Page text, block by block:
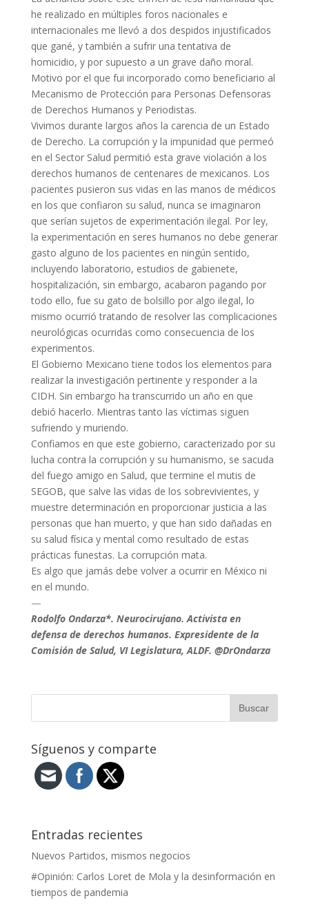
he realizado en múltiples foros nacionales e
internacionales me llevó a dos despidos injustificados
que gané, y también a sufrir una tentativa de
homicidio, y por supuesto a un grave daño moral.
Motivo por el que fui incorporado como beneficiario al
Mecanismo de Protección para Personas Defensoras
de Derechos Humanos y Periodistas.
Vivimos durante largos años la carencia de un Estado
de Derecho. La corrupción y la impunidad que permeó
en el Sector Salud permitió esta grave violación a los
derechos humanos de centenares de mexicanos. Los
pacientes pusieron sus vidas en las manos de médicos
en los que confiaron su salud, nunca se imaginaron
que serían sujetos de experimentación ilegal. Por ley,
la experimentación en seres humanos no debe generar
gasto alguno de los pacientes en ningún sentido,
incluyendo laboratorio, estudios de gabienete,
hospitalización, sin embargo, acabaron pagando por
todo ello, fue su gato de bolsillo por algo ilegal, lo
mismo ocurrió tratando de resolver las complicaciones
neurológicas ocurridas como consecuencia de los
experimentos.
El Gobierno Mexicano tiene todos los elementos para
realizar la investigación pertinente y responder a la
CIDH. Sin embargo ha transcurrido un año en que
debió hacerlo. Mientras tanto las víctimas siguen
sufriendo y muriendo.
Confiamos en que este gobierno, caracterizado por su
lucha contra la corrupción y su humanismo, se sacuda
del fuego amigo en Salud, que termine el mutis de
SEGOB, que salve las vidas de los sobrevivientes, y
muestre determinación en proporcionar justicia a las
personas que han muerto, y que han sido dañadas en
su salud física y mental como resultado de estas
prácticas funestas. La corrupción mata.
Es algo que jamás debe volver a ocurrir en México ni
en el mundo.
—
Rodolfo Ondarza*. Neurocirujano. Activista en
defensa de derechos humanos. Expresidente de la
Comisión de Salud, VI Legislatura, ALDF. @DrOndarza
Síguenos y comparte
Entradas recientes
Nuevos Partidos, mismos negocios
#Opinión: Carlos Loret de Mola y la desinformación en
tiempos de pandemia